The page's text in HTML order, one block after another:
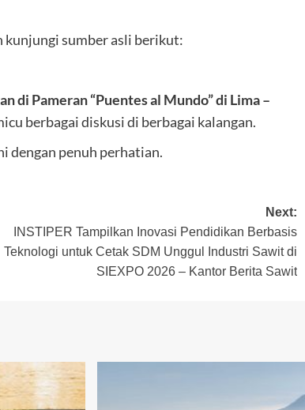
kunjungi sumber asli berikut:
di Pameran “Puentes al Mundo” di Lima –
berbagai diskusi di berbagai kalangan.
dengan penuh perhatian.
Next:
INSTIPER Tampilkan Inovasi Pendidikan Berbasis
Teknologi untuk Cetak SDM Unggul Industri Sawit di
SIEXPO 2026 – Kantor Berita Sawit